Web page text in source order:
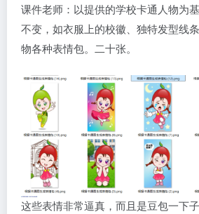
课件老师：以提供的学校卡通人物为
不变，如衣服上的校徽、独特发型线
物各种表情包。二十张。
这些表情非常逼真，而且是豆包一下